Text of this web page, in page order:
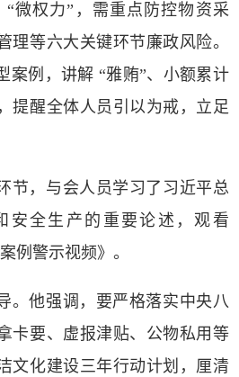
微权力”，需重点防控物资采
理等六大关键环节廉政风险。
案例，讲解 “雅贿”、小额累计
提醒全体人员引以为戒，立足
节，与会人员学习了习近平总
安全生产的重要论述，观看
例警示视频》。
。他强调，要严格落实中央八
卡要、虚报津贴、公物私用等
文化建设三年行动计划，厘清